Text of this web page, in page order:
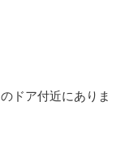
のドア付近にありま